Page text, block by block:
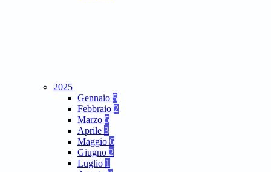
2025
Gennaio 5
Febbraio 2
Marzo 5
Aprile 3
Maggio 6
Giugno 2
Luglio 1